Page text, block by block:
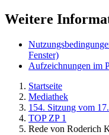
Weitere
Fenster)
Aufzeichnungen im
Startseite
Mediathek
154. Sitzung vom
TOP ZP 1
Rede von Roderich